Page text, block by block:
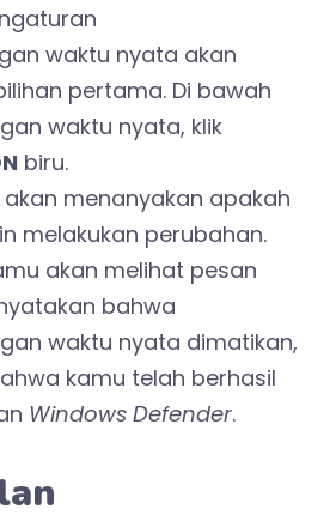
waktu nyata akan
pertama. Di bawah
waktu nyata, klik
biru.
menanyakan apakah
melakukan perubahan.
akan melihat pesan
bahwa
waktu nyata dimatikan,
kamu telah berhasil
Windows Defender.